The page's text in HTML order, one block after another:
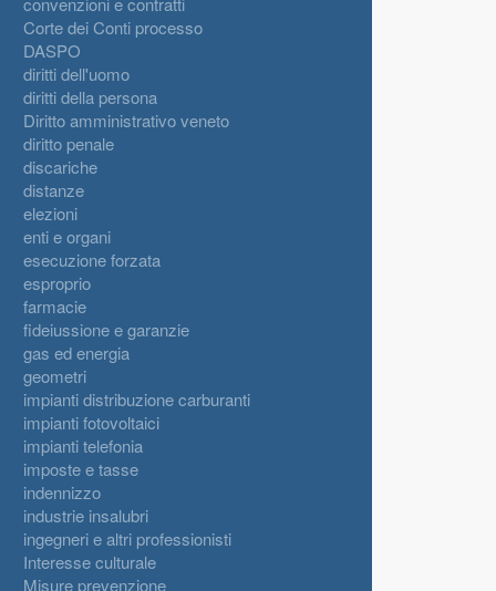
Corte dei Conti processo
DASPO
diritti dell'uomo
diritti della persona
Diritto amministrativo veneto
diritto penale
discariche
distanze
elezioni
enti e organi
esecuzione forzata
esproprio
farmacie
fideiussione e garanzie
gas ed energia
geometri
impianti distribuzione carburanti
impianti fotovoltaici
impianti telefonia
imposte e tasse
indennizzo
industrie insalubri
ingegneri e altri professionisti
Interesse culturale
Misure prevenzione